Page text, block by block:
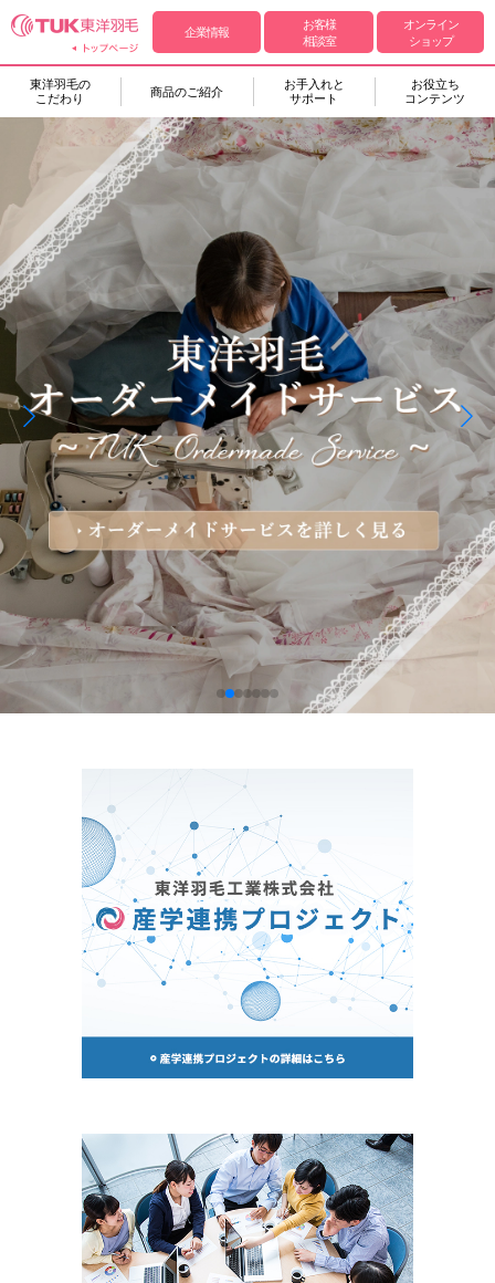
企業情報
お客様
相談室
オンライン
ショップ
東洋羽毛の
こだわり
商品のご紹介
お手入れと
サポート
お役立ち
コンテンツ